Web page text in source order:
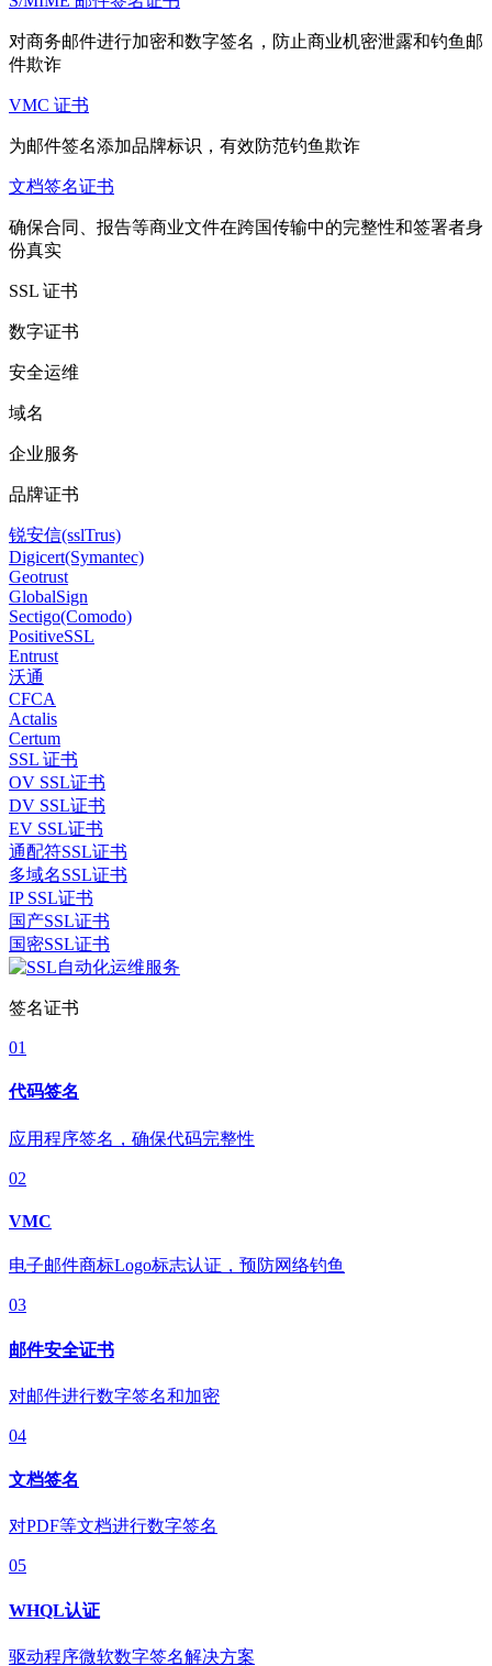
对商务邮件进行加密和数字签名，防止商业机密泄露和钓鱼邮
件欺诈
VMC 证书
为邮件签名添加品牌标识，有效防范钓鱼欺诈
文档签名证书
确保合同、报告等商业文件在跨国传输中的完整性和签署者身
份真实
SSL 证书
数字证书
安全运维
域名
企业服务
品牌证书
锐安信(sslTrus)
Digicert(Symantec)
Geotrust
GlobalSign
Sectigo(Comodo)
PositiveSSL
Entrust
沃通
CFCA
Actalis
Certum
SSL 证书
OV SSL证书
DV SSL证书
EV SSL证书
通配符SSL证书
多域名SSL证书
IP SSL证书
国产SSL证书
国密SSL证书
签名证书
01
代码签名
应用程序签名，确保代码完整性
02
VMC
电子邮件商标Logo标志认证，预防网络钓鱼
03
邮件安全证书
对邮件进行数字签名和加密
04
文档签名
对PDF等文档进行数字签名
05
WHQL认证
驱动程序微软数字签名解决方案